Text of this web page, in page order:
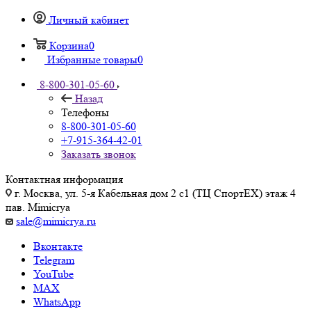
Личный кабинет
Корзина0
Избранные товары0
8-800-301-05-60
Назад
Телефоны
8-800-301-05-60
+7-915-364-42-01
Заказать звонок
Контактная информация
г. Москва, ул. 5-я Кабельная дом 2 с1 (ТЦ СпортEX) этаж 4
пав. Mimicrya
sale@mimicrya.ru
Вконтакте
Telegram
YouTube
MAX
WhatsApp